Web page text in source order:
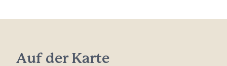
Auf der Karte